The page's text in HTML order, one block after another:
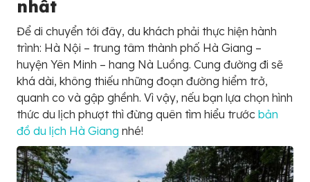
nhất
Để di chuyển tới đây, du khách phải thực hiện hành
trình: Hà Nội – trung tâm thành phố Hà Giang –
huyện Yên Minh – hang Nà Luồng. Cung đường đi sẽ
khá dài, không thiếu những đoạn đường hiểm trở,
quanh co và gập ghềnh. Vì vậy, nếu bạn lựa chọn hình
thức du lịch phượt thì đừng quên tìm hiểu trước bản
đồ du lịch Hà Giang nhé!